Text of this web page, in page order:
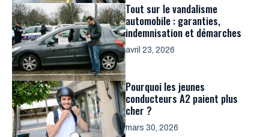
Tout sur le vandalisme
automobile : garanties,
indemnisation et démarches
avril 23, 2026
Pourquoi les jeunes
conducteurs A2 paient plus
cher ?
mars 30, 2026